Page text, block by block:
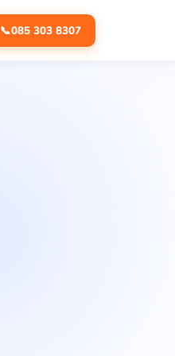
📞085 303 8307